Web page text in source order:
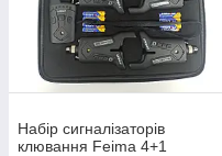
Набір сигналізаторів
клювання Feima 4+1